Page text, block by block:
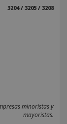
3204 / 3205 / 3208
minoristas y
mayoristas.